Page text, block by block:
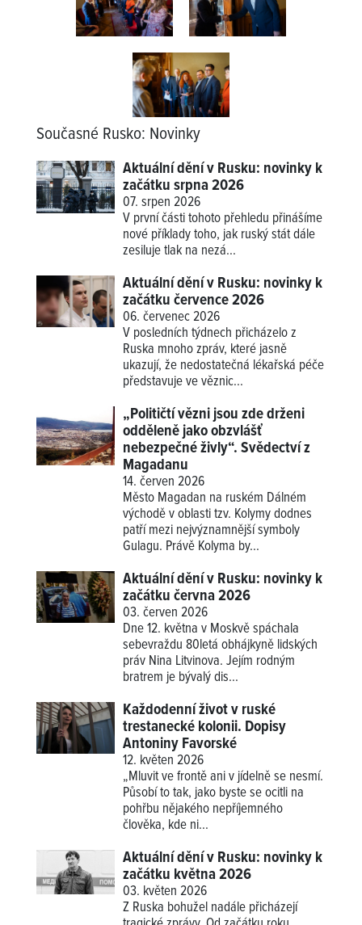
Současné Rusko: Novinky
Aktuální dění v Rusku: novinky k
začátku srpna 2026
07. srpen 2026
V první části tohoto přehledu přinášíme
nové příkladytoho, jak ruský stát dále
zesiluje tlak na nezá...
Aktuální dění v Rusku: novinky k
začátku července 2026
06. červenec 2026
V posledních týdnech přicházelo z
Ruska mnoho zpráv, které jasně
ukazují, že nedostatečná lékařská péče
představuje ve věznic...
„Političtí vězni jsou zde drženi
odděleně jako obzvlášť
nebezpečné živly“. Svědectví z
Magadanu
14. červen 2026
Město Magadan na ruském Dálném
východě v oblasti tzv. Kolymy dodnes
patří mezi nejvýznamnější symboly
Gulagu. Právě Kolyma by...
Aktuální dění v Rusku: novinky k
začátku června 2026
03. červen 2026
Dne 12. května v Moskvě spáchala
sebevraždu 80letá obhájkyně lidských
práv Nina Litvinova. Jejím rodným
bratrem je bývalý dis...
Každodenní život v ruské
trestanecké kolonii. Dopisy
Antoniny Favorské
12. květen 2026
„Mluvit ve frontě ani v jídelně se nesmí.
Působí to tak, jako byste se ocitli na
pohřbu nějakého nepříjemného
člověka, kde ni...
Aktuální dění v Rusku: novinky k
začátku května 2026
03. květen 2026
Z Ruska bohužel nadále přicházejí